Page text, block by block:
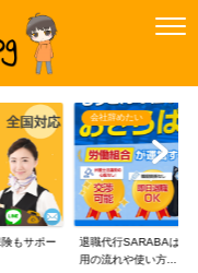
険もサポー
会社辞めたい
退職代行SARABAは派
用の流れや使い方...